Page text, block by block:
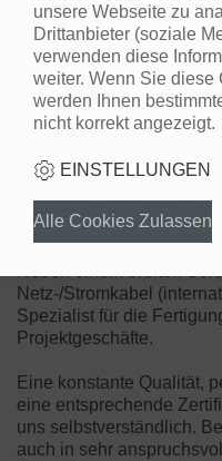
Ihr Spezialist für
Netz-/Stromkabel
Spezialist für die
Projektgeschäfte.
Eine konstante Qualität,
eine entsprechende
uns selbstverständlich.
auch in sehr
unsere Webseite zu
Drittanbieter (soziale
verwenden diese
weiter. Wenn Sie diese
werden Ihnen
nicht korrekt angezeigt.
EINSTELLUNGEN